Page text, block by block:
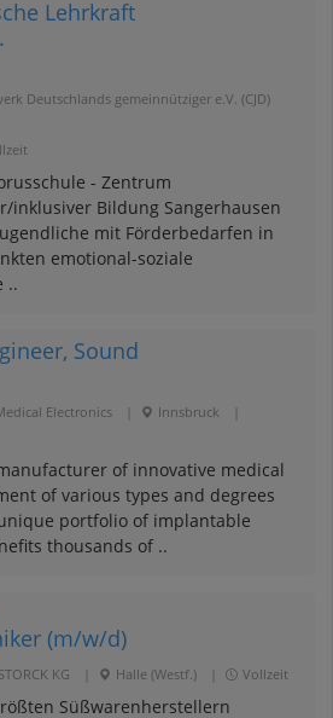
Lehrkraft
Deutschlands gemeinnütziger e.V. (CJD)
- Zentrum
inklusiver Bildung Sangerhausen
mit Förderbedarfen in
emotional-soziale
..
Sound
Electronics Innsbruck
of innovative medical
of various types and degrees
portfolio of implantable
thousands of ..
(m/w/d)
KG Halle (Westf.) Vollzeit
Süßwarenherstellern